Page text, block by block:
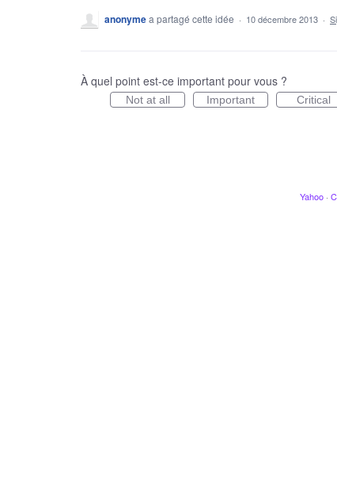
anonymea partagé cette idée · 10 décembre 2013 ·
À quel point est-ce important pour vous ?
Not at all Important Critical
Yahoo ·